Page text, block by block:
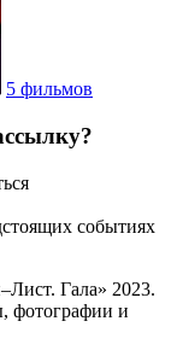
5 фильмов
событиях
Гала» 2023.
фотографии и